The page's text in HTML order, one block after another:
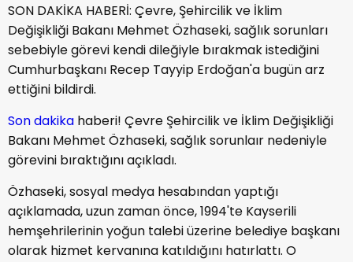
SON DAKİKA HABERİ: Çevre, Şehircilik ve İklim
Değişikliği Bakanı Mehmet Özhaseki, sağlık sorunları
sebebiyle görevi kendi dileğiyle bırakmak istediğini
Cumhurbaşkanı Recep Tayyip Erdoğan'a bugün arz
ettiğini bildirdi.
Son dakika haberi! Çevre Şehircilik ve İklim Değişikliği
Bakanı Mehmet Özhaseki, sağlık sorunlaır nedeniyle
görevini bıraktığını açıkladı.
Özhaseki, sosyal medya hesabından yaptığı
açıklamada, uzun zaman önce, 1994'te Kayserili
hemşehrilerinin yoğun talebi üzerine belediye başkanı
olarak hizmet kervanına katıldığını hatırlattı. O